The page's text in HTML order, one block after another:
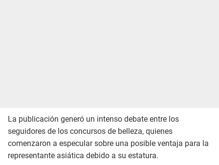
La publicación generó un intenso debate entre los
seguidores de los concursos de belleza, quienes
comenzaron a especular sobre una posible ventaja para la
representante asiática debido a su estatura.